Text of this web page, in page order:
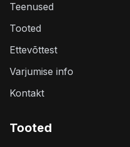
Teenused
Tooted
Ettevõttest
Varjumise info
Kontakt
Tooted